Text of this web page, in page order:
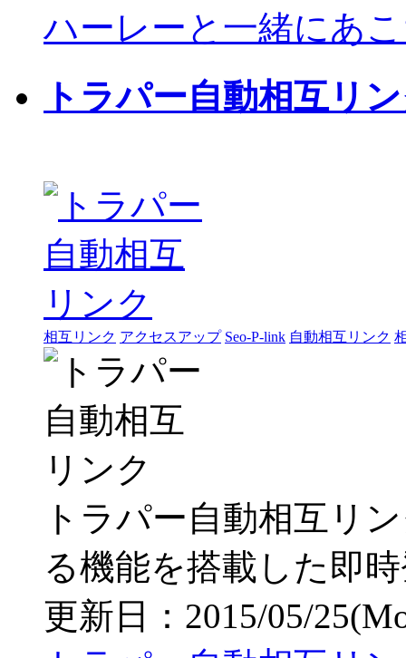
ハーレーと一緒にあ
トラパー自動相互リ
相互リンク アクセスアップ Seo-P-link 自動相互リンク
トラパー自動相互リ
る機能を搭載した即
更新日：2015/05/